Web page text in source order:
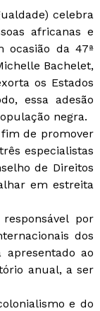
celebra
africanas e
ocasião da 47ª
Bachelet,
os Estados
essa adesão
negra.
de promover
especialistas
de Direitos
em estreita
por
dos
ao
anual, a ser
e do